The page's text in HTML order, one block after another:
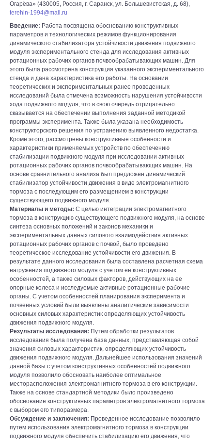
Огарёва» (430005, Россия, г. Саранск, ул. Большевистская, д. 68),
terehin-1994@mail.ru
Введение: Работа посвящена обоснованию конструктивных
параметров и технологических режимов функционирования
динамического стабилизатора устойчивости движения подвижного
модуля экспериментального стенда для исследования активных
ротационных рабочих органов почвообрабатывающих машин. Для
этого была рассмотрена конструкция указанного экспериментального
стенда и дана характеристика его работы. На основании
теоретических и экспериментальных ранее проведенных
исследований была отмечена возможность нарушения устойчивости
хода подвижного модуля, что в свою очередь отрицательно
сказывается на обеспечении выполнения заданной методикой
программы эксперимента. Также была указана необходимость
конструкторского решения по устранению выявленного недостатка.
Кроме этого, рассмотрены конструктивные особенности и
характеристики применяемых устройств по обеспечению
стабилизации подвижного модуля при исследовании активных
ротационных рабочих органов почвообрабатывающих машин. На
основе сравнительного анализа был предложен динамический
стабилизатор устойчивости движения в виде электромагнитного
тормоза с последующим его размещением в конструкции
существующего подвижного модуля.
Материалы и методы: С целью интеграции электромагнитного
тормоза в конструкцию существующего подвижного модуля, на основе
синтеза основных положений и законов механики и
экспериментальных данных силового взаимодействия активных
ротационных рабочих органов с почвой, было проведено
теоретическое исследование устойчивости его движения. В
результате данного исследования была составлена расчетная схема
нагружения подвижного модуля с учетом ее конструктивных
особенностей, а также силовых факторов, действующих на ее
опорные колеса и исследуемые активные ротационные рабочие
органы. С учетом особенностей планирования эксперимента и
почвенных условий были выявлены аналитические зависимости
основных силовых характеристик определяющих устойчивость
движения подвижного модуля.
Результаты исследования: Путем обработки результатов
исследования была получена база данных, представляющая собой
значения силовых характеристик, определяющих устойчивость
движения подвижного модуля. Дальнейшее использования значений
данной базы с учетом конструктивных особенностей подвижного
модуля позволило обосновать наиболее оптимальное
месторасположения электромагнитного тормоза в его конструкции.
Также на основе стандартной методики было произведено
обоснование конструктивных параметров электромагнитного тормоза
с выбором его типоразмера.
Обсуждение и заключения: Проведенное исследование позволило
путем использования электромагнитного тормоза в конструкции
подвижного модуля обеспечить стабилизацию его движения, что